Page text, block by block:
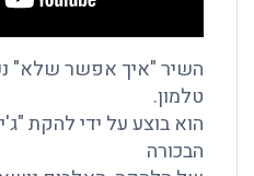
השיר "איך אפשר שלא"
טלמון.
הוא בוצע על ידי להקת
הבכורה